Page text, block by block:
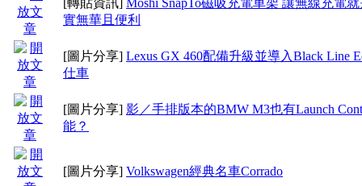
[轉貼資訊] Moshi SnapTo磁吸充電車架 讓無線充電
實無華且便利
[圖片分享] Lexus GX 460配備升級並導入Black Line
仕車
[圖片分享] 影／手排版本的BMW M3也有Launch
能？
[圖片分享] Volkswagen經典名車Corrado